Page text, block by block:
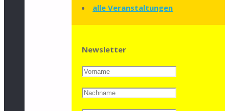
alle Veranstaltungen
Newsletter